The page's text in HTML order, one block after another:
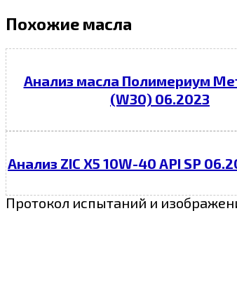
Похожие масла
Анализ масла Полимериум
(W30) 06.2023
Анализ ZIC X5 10W-40 API SP
Протокол испытаний и